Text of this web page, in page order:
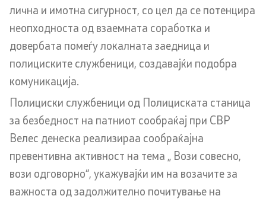
Превенција
Легислатива
Закони
Предлог закони
Подзаконски акти
Стратегии
лична и имотна сигурност, со цел да се потенцира
неопходноста од взаемната соработка и
довербата помеѓу локалната заедница и
полициските службеници, создавајќи подобра
комуникација.
Полициски службеници од Полициската станица
за безбедност на патниот сообраќај при СВР
Велес денеска реализираа сообраќајна
превентивна активност на тема „ Вози совесно,
вози одговорно“, укажувајќи им на возачите за
важноста од задолжително почитување на